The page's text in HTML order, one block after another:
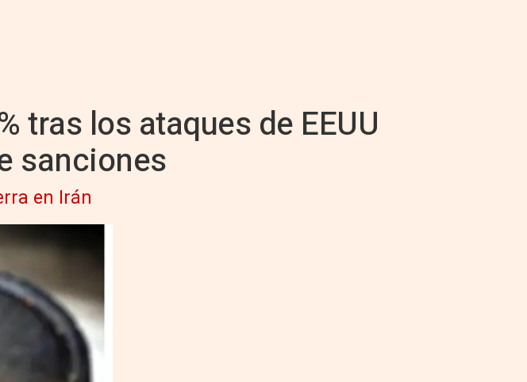
tras los ataques de EEUU
sanciones
en Irán